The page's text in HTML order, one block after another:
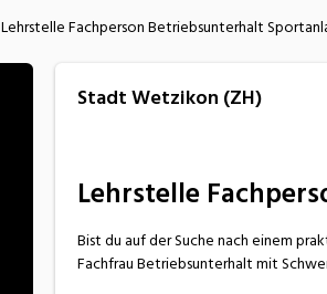
Lehrstelle Fachperson Betriebsunterhalt
Stadt Wetzikon (ZH)
Lehrstelle
Bist du auf der Suche nach einem
Fachfrau Betriebsunterhalt mit